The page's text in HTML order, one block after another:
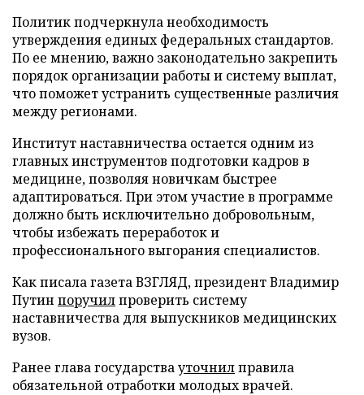
Политик подчеркнула необходимость
утверждения единых федеральных стандартов.
По ее мнению, важно законодательно закрепить
порядок организации работы и систему выплат,
что поможет устранить существенные различия
между регионами.
Институт наставничества остается одним из
главных инструментов подготовки кадров в
медицине, позволяя новичкам быстрее
адаптироваться. При этом участие в программе
должно быть исключительно добровольным,
чтобы избежать переработок и
профессионального выгорания специалистов.
Как писала газета ВЗГЛЯД, президент Владимир
Путин поручилпроверить систему
наставничества для выпускников медицинских
вузов.
Ранее глава государствауточнилправила
обязательной отработки молодых врачей.